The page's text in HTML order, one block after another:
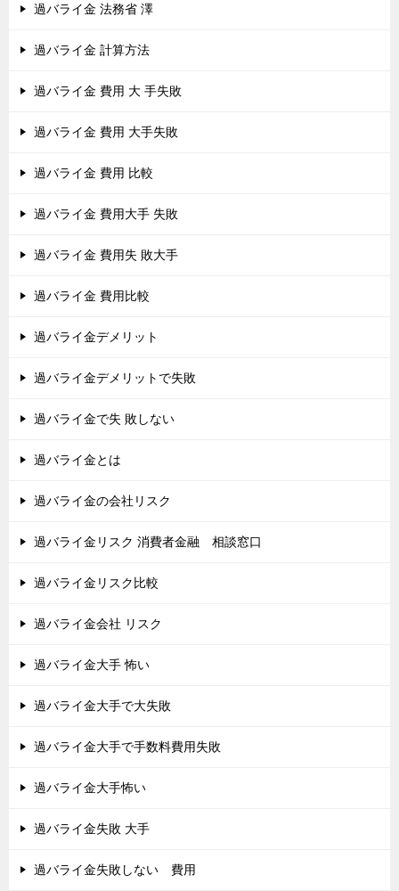
過バライ金 法務省 澤
過バライ金 計算方法
過バライ金 費用 大 手失敗
過バライ金 費用 大手失敗
過バライ金 費用 比較
過バライ金 費用大手 失敗
過バライ金 費用失 敗大手
過バライ金 費用比較
過バライ金デメリット
過バライ金デメリットで失敗
過バライ金で失 敗しない
過バライ金とは
過バライ金の会社リスク
過バライ金リスク 消費者金融 相談窓口
過バライ金リスク比較
過バライ金会社 リスク
過バライ金大手 怖い
過バライ金大手で大失敗
過バライ金大手で手数料費用失敗
過バライ金大手怖い
過バライ金失敗 大手
過バライ金失敗しない 費用